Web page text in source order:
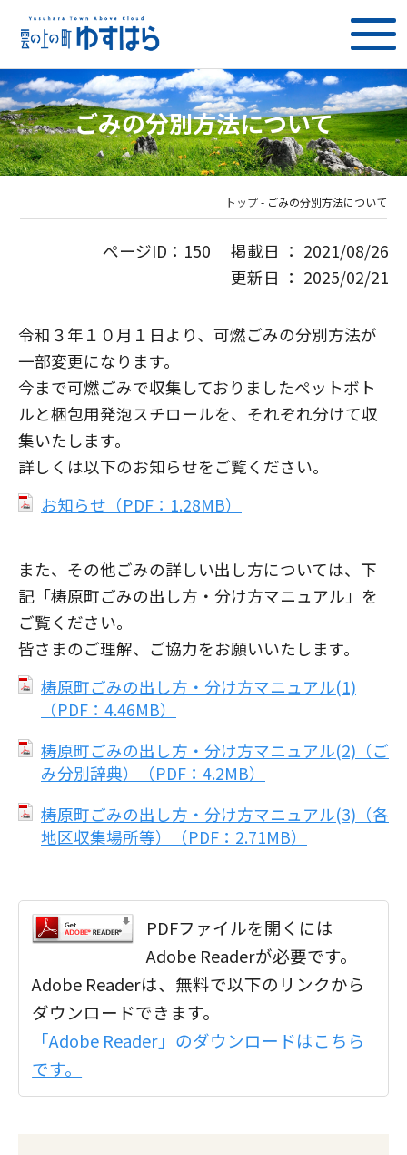
ごみの分別方法について
トップ- ごみの分別方法について
ページID：150 掲載日 ： 2021/08/26
更新日 ： 2025/02/21
令和３年１０月１日より、可燃ごみの分別方法が
一部変更になります。
今まで可燃ごみで収集しておりましたペットボト
ルと梱包用発泡スチロールを、それぞれ分けて収
集いたします。
詳しくは以下のお知らせをご覧ください。
お知らせ（PDF：1.28MB）
また、その他ごみの詳しい出し方については、下
記「梼原町ごみの出し方・分け方マニュアル」を
ご覧ください。
皆さまのご理解、ご協力をお願いいたします。
梼原町ごみの出し方・分け方マニュアル(1)
（PDF：4.46MB）
梼原町ごみの出し方・分け方マニュアル(2)（ご
み分別辞典）（PDF：4.2MB）
梼原町ごみの出し方・分け方マニュアル(3)（各
地区収集場所等）（PDF：2.71MB）
PDFファイルを開くには
Adobe Readerが必要です。
Adobe Readerは、無料で以下のリンクから
ダウンロードできます。
「Adobe Reader」のダウンロードはこちら
です。